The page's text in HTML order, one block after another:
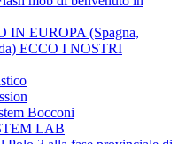
EUROPA (Spagna,
ECCO I NOSTRI
Bocconi
LAB